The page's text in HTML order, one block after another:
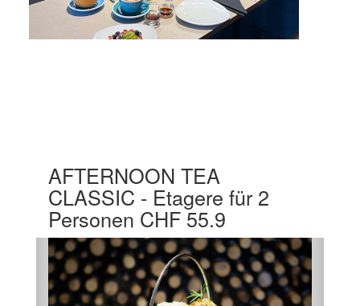
AFTERNOON TEA
CLASSIC - Etagere für 2
Personen CHF 55.9
Vorherige Nächste